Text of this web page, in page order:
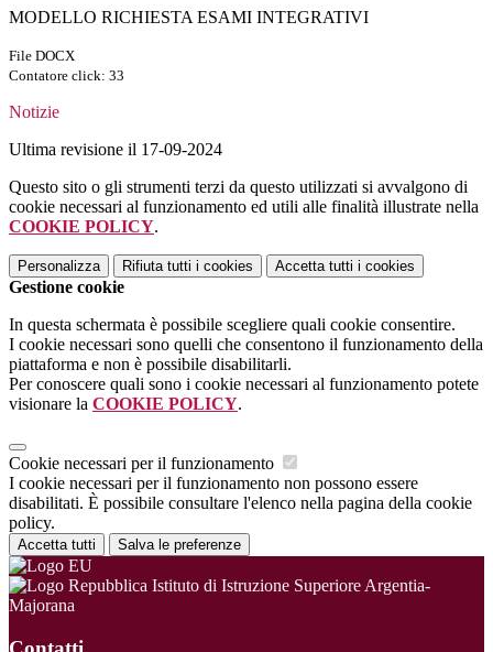
MODELLO RICHIESTA ESAMI INTEGRATIVI
File DOCX
Contatore click: 33
Notizie
Ultima revisione il 17-09-2024
Questo sito o gli strumenti terzi da questo utilizzati si avvalgono di
cookie necessari al funzionamento ed utili alle finalità illustrate nella
COOKIE POLICY.
Personalizza Rifiuta tutti i cookies Accetta tutti i cookies
Gestione cookie
In questa schermata è possibile scegliere quali cookie consentire.
I cookie necessari sono quelli che consentono il funzionamento della
piattaforma e non è possibile disabilitarli.
Per conoscere quali sono i cookie necessari al funzionamento potete
visionare la COOKIE POLICY.
Cookie necessari per il funzionamento
I cookie necessari per il funzionamento non possono essere
disabilitati. È possibile consultare l'elenco nella pagina della cookie
policy.
Accetta tutti Salva le preferenze
Istituto di Istruzione Superiore Argentia-
Majorana